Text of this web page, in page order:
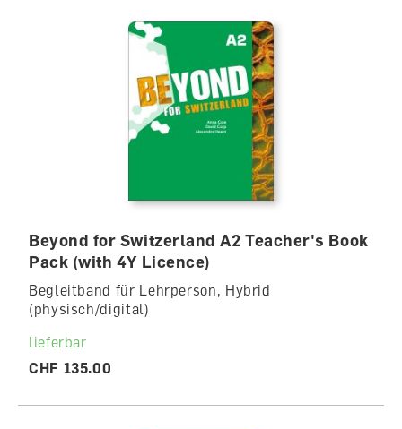
Beyond for Switzerland A2 Teacher's Book
Pack (with 4Y Licence)
Begleitband für Lehrperson, Hybrid
(physisch/digital)
lieferbar
CHF 135.00